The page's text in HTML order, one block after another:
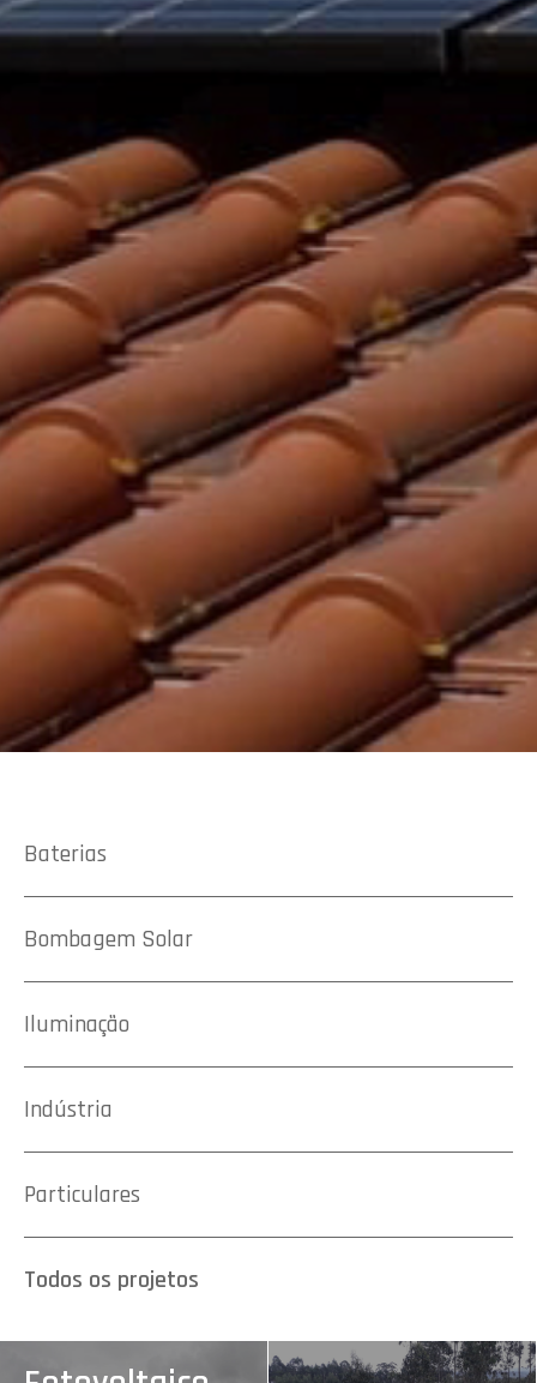
Todos os projetos
Baterias
Bombagem Solar
Iluminação
Indústria
Particulares